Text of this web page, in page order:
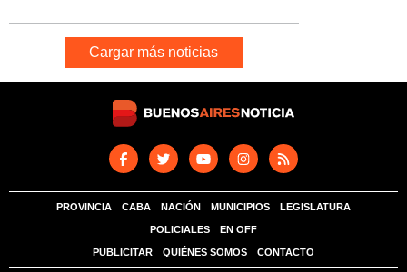
Cargar más noticias
PROVINCIA CABA NACIÓN MUNICIPIOS LEGISLATURA
POLICIALES EN OFF
PUBLICITAR QUIÉNES SOMOS CONTACTO